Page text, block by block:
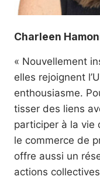
Charleen
« Nouvellement
elles rejoignent
enthousiasme.
tisser des liens
participer à la vie
le commerce de
offre aussi un
actions